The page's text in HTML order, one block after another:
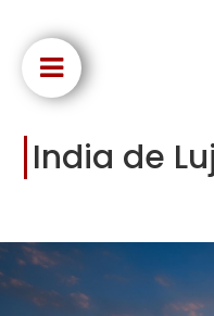
India de